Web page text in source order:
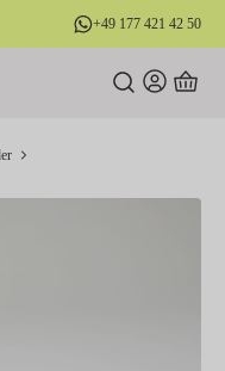
+49 177 421 42 50